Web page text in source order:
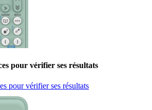
pour vérifier ses résultats
pour vérifier ses résultats